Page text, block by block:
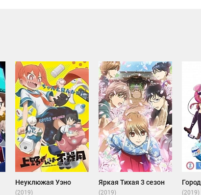
Неуклюжая Уэно
(2019)
Яркая Тихая 3 сезон
(2019) (2019)